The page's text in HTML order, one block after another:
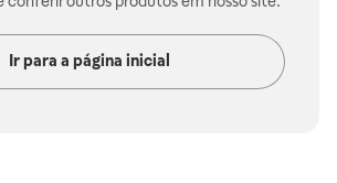
Ir para a página inicial